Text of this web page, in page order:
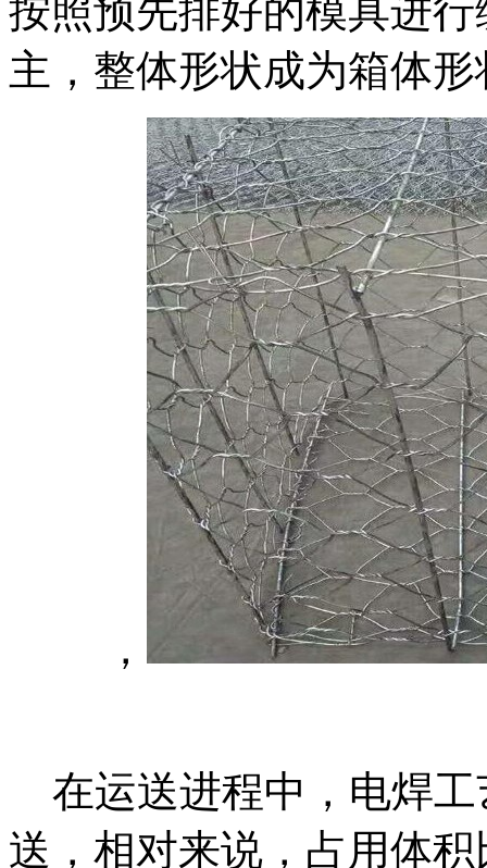
按照预先排好的模具进
主，整体形状成为箱体
，
在运送进程中，电焊工
送，相对来说，占用体